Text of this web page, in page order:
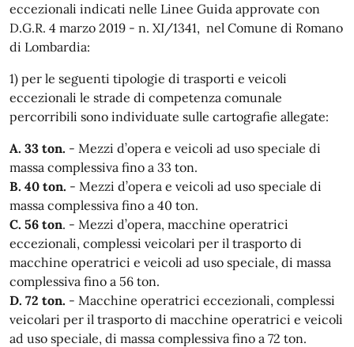
eccezionali indicati nelle Linee Guida approvate con
D.G.R. 4 marzo 2019 - n. XI/1341, nel Comune di Romano
di Lombardia:
1) per le seguenti tipologie di trasporti e veicoli
eccezionali le strade di competenza comunale
percorribili sono individuate sulle cartografie allegate:
A. 33 ton. - Mezzi d’opera e veicoli ad uso speciale di
massa complessiva fino a 33 ton.
B. 40 ton. - Mezzi d’opera e veicoli ad uso speciale di
massa complessiva fino a 40 ton.
C. 56 ton. - Mezzi d’opera, macchine operatrici
eccezionali, complessi veicolari per il trasporto di
macchine operatrici e veicoli ad uso speciale, di massa
complessiva fino a 56 ton.
D. 72 ton. - Macchine operatrici eccezionali, complessi
veicolari per il trasporto di macchine operatrici e veicoli
ad uso speciale, di massa complessiva fino a 72 ton.